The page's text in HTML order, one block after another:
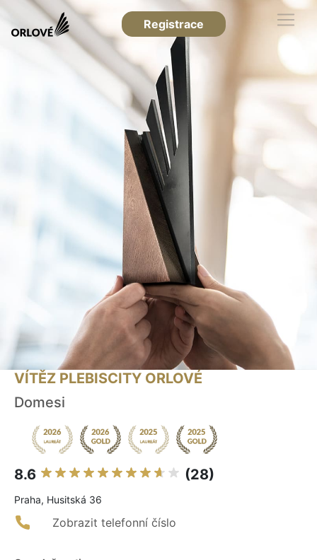
Registrace
VÍTĚZ PLEBISCITY ORLOVÉ
Domesi
8.6 (28)
Praha, Husitská 36
Zobrazit telefonní číslo